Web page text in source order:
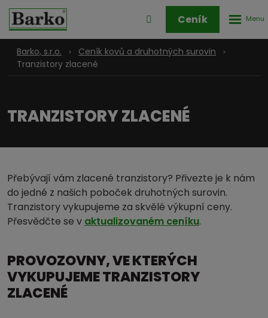
Přihlášení
klienstké
zóny
Ceník
Barko, s.r.o.
Ceník kovů a druhotných surovin
Tranzistory zlacené
TRANZISTORY ZLACENÉ
Přebývají vám zlacené tranzistory? Přivezte je k nám
do jedné z našich poboček druhotných surovin.
Tranzistory vykupujeme za skvělé výkupní ceny.
Přesvědčte se v aktualizovaném ceníku.
PROVOZOVNY, VE KTERÝCH
VYKUPUJEME TRANZISTORY
ZLACENÉ